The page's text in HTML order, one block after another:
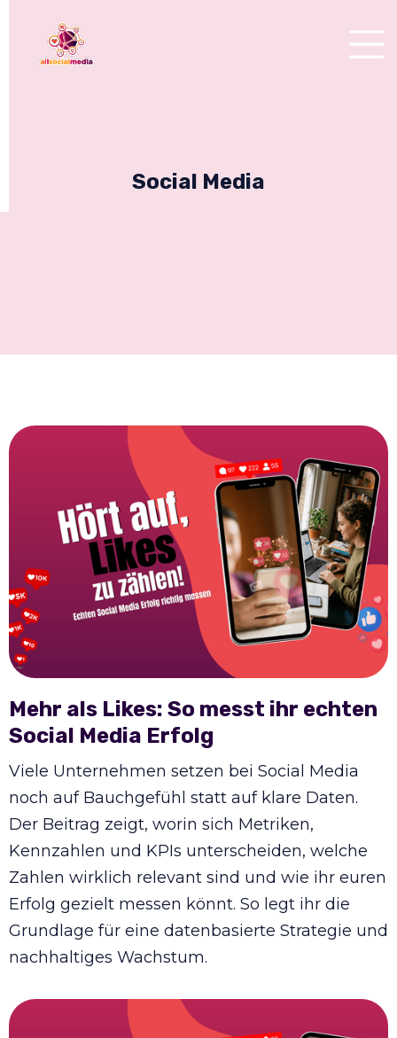
Social Media
Mehr als Likes: So messt ihr echten
Social Media Erfolg
Viele Unternehmen setzen bei Social Media
noch auf Bauchgefühl statt auf klare Daten.
Der Beitrag zeigt, worin sich Metriken,
Kennzahlen und KPIs unterscheiden, welche
Zahlen wirklich relevant sind und wie ihr euren
Erfolg gezielt messen könnt. So legt ihr die
Grundlage für eine datenbasierte Strategie und
nachhaltiges Wachstum.